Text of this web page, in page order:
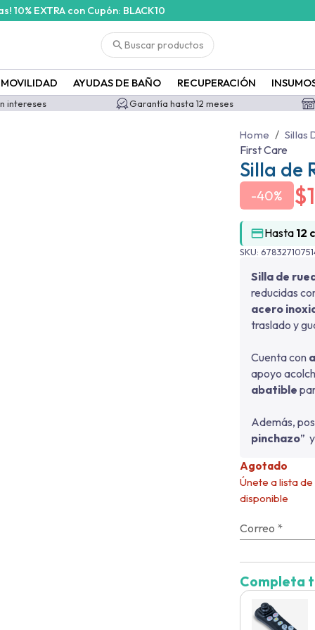
10% EXTRA con Cupón: BLACK10
Buscar productos
MOVILIDAD AYUDAS DE BAÑO RECUPERACIÓN
intereses Garantía hasta 12 meses
Home / Sillas
First Care
Silla de
-40% $
Hasta 12
SKU:
Silla de
reducidas
acero
traslado y
Cuenta con
apoyo
abatible
Además,
pinchazo”
Agotado
Únete a lista
disponible
Correo *
Completa